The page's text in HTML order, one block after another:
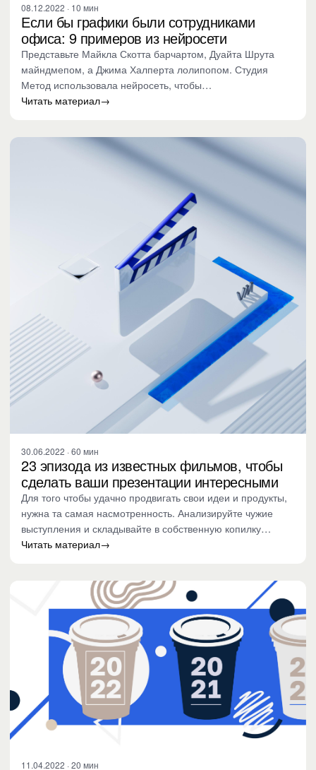
08.12.2022 · 10 мин
Если бы графики были сотрудниками
офиса: 9 примеров из нейросети
Представьте Майкла Скотта барчартом, Дуайта Шрута
майндмепом, а Джима Халперта лолипопом. Студия
Метод использовала нейросеть, чтобы…
Читать материал→
30.06.2022 · 60 мин
23 эпизода из известных фильмов, чтобы
сделать ваши презентации интересными
Для того чтобы удачно продвигать свои идеи и продукты,
нужна та самая насмотренность. Анализируйте чужие
выступления и складывайте в собственную копилку
работающие…
Читать материал→
11.04.2022 · 20 мин